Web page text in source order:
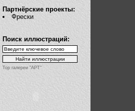
Партнёрские проекты:
Фрески
Поиск иллюстраций:
Top галереи "АРТ"